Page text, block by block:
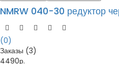
NMRW 040-30 редуктор
(0)
Заказы (3)
4490р.